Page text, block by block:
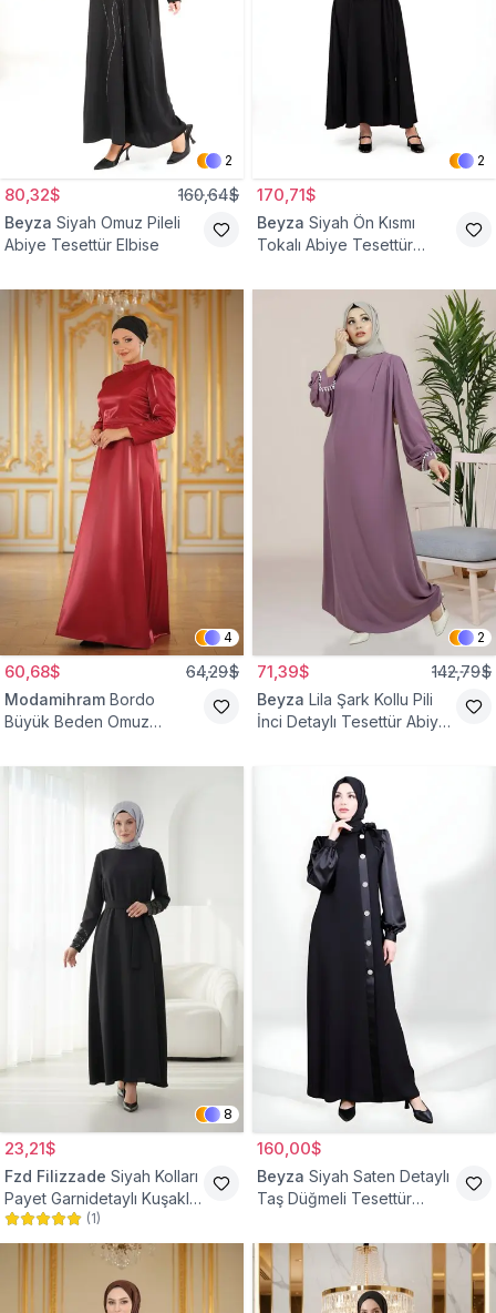
2
80,32$ 160,64$
Beyza Siyah Omuz Pileli
Abiye Tesettür Elbise
2
170,71$
Beyza Siyah Ön Kısmı
Tokalı Abiye Tesettür
4
60,68$ 64,29$
Modamihram Bordo
Büyük Beden Omuz
2
71,39$ 142,79$
Beyza Lila Şark Kollu Pili
İnci Detaylı Tesettür Abiye
8
23,21$
Fzd Filizzade Siyah Kolları
Payet Garnidetaylı Kuşaklı
Abiye Elbise
(1)
160,00$
Beyza Siyah Saten Detaylı
Taş Düğmeli Tesettür